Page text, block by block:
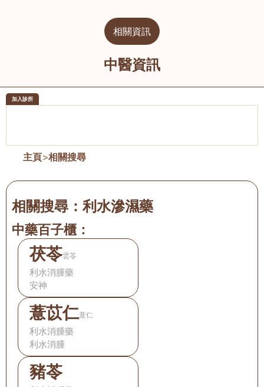
相關資訊
中醫資訊
加入診所
主頁>相關搜尋
相關搜尋：利水滲濕藥
中藥百子櫃：
茯苓雲苓
利水消腫藥
安神
薏苡仁薏仁
利水消腫藥
利水消腫
豬苓